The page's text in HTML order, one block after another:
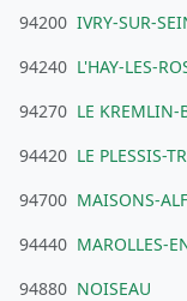
94200 IVRY-SUR-
94240 L'HAY-LES-
94270 LE KREMLIN-
94420 LE PLESSIS-
94700 MAISONS-
94440 MAROLLES-
94880 NOISEAU